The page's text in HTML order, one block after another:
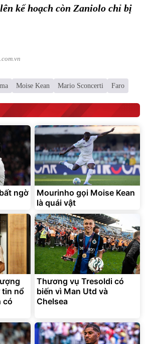
kế hoạch còn Zaniolo chỉ bị
Moise Kean Mario Sconcerti Faro
ngờ
Mourinho gọi Moise Kean
là quái vật
tin nổ
có
Thương vụ Tresoldi có
biến vì Man Utd và
Chelsea